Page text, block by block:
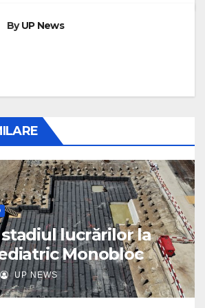
ByUP News
lucrărilor la
Monobloc
UP NEWS